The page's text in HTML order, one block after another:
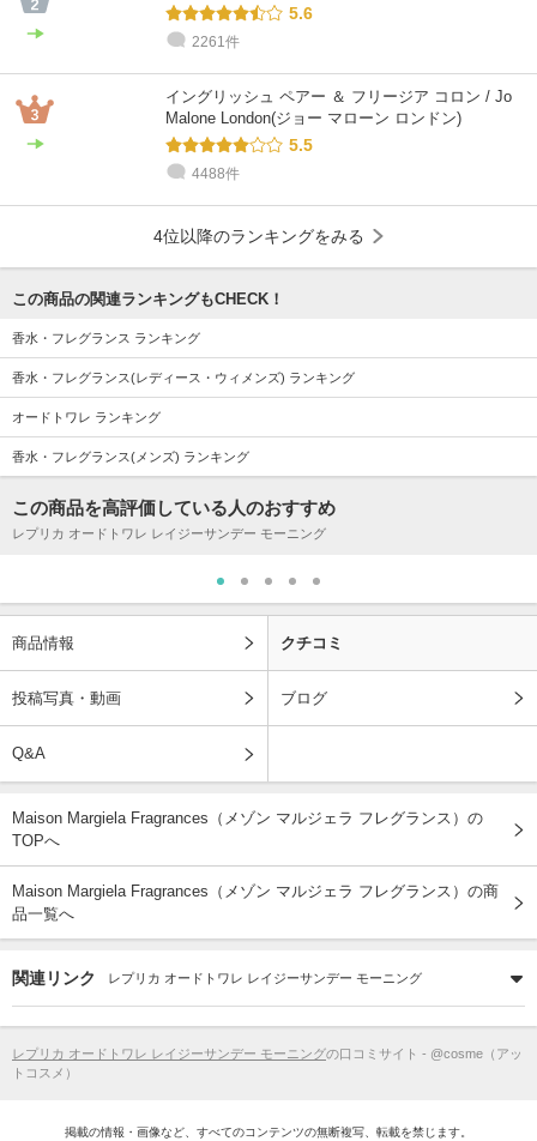
5.6
2261件
イングリッシュ ペアー ＆ フリージア コロン / Jo
Malone London(ジョー マローン ロンドン)
5.5
4488件
4位以降のランキングをみる
この商品の関連ランキングもCHECK！
香水・フレグランス ランキング
香水・フレグランス(レディース・ウィメンズ) ランキング
オードトワレ ランキング
香水・フレグランス(メンズ) ランキング
この商品を高評価している人のおすすめ
レプリカ オードトワレ レイジーサンデー モーニング
商品情報 クチコミ
投稿写真・動画 ブログ
Q&A
Maison Margiela Fragrances（メゾン マルジェラ フレグランス）の
TOPへ
Maison Margiela Fragrances（メゾン マルジェラ フレグランス）の商
品一覧へ
関連リンク レプリカ オードトワレ レイジーサンデー モーニング
レプリカ オードトワレ レイジーサンデー モーニングの口コミサイト - @cosme（アッ
トコスメ）
掲載の情報・画像など、すべてのコンテンツの無断複写、転載を禁じます。